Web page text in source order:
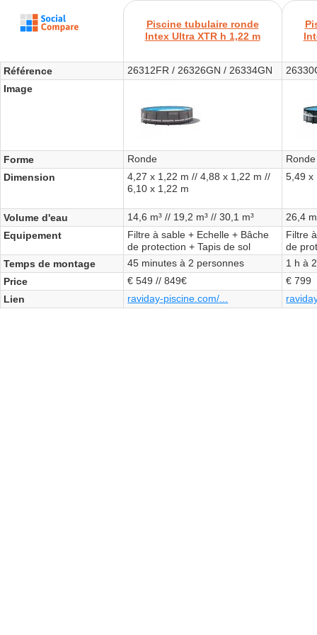
Piscine tubulaire ronde
Intex Ultra XTR h 1,22 m
Référence 26312FR / 26326GN / 26334GN
Image
Forme Ronde
Ronde
Dimension
4,27 x 1,22 m // 4,88 x 1,22 m //
6,10 x 1,22 m
5,49 x
Volume d'eau 14,6 m³ // 19,2 m³ // 30,1 m³
26,4
Equipement
Filtre à sable + Echelle + Bâche
de protection + Tapis de sol
Filtre
de
Temps de montage
45 minutes à 2 personnes
1 h à
Price
€ 549 // 849€
€ 799
Lien
raviday-piscine.com/...